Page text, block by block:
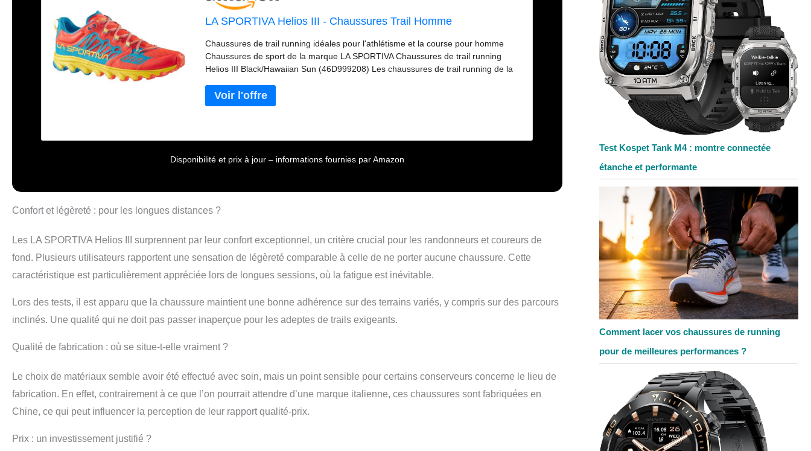
LA SPORTIVA Helios III - Chaussures Trail Homme
Chaussures de trail running idéales pour l'athlétisme et la course pour homme
Chaussures de sport de la marque LA SPORTIVA Chaussures de trail running
Helios III Black/Hawaiian Sun (46D999208) Les chaussures de trail running de la
qualité pour s'adapter parfaitement à votre pied sans renoncer au style Pratiquez
votre sport préféré avec les chaussures de trail running de LA SPORTIVA. Confort
Disponibilité et prix à jour – informations fournies par Amazon
Confort et légèreté : pour les longues distances ?
Les LA SPORTIVA Helios III surprennent par leur confort exceptionnel, un critère crucial pour les randonneurs et coureurs de
fond. Plusieurs utilisateurs rapportent une sensation de légèreté comparable à celle de ne porter aucune chaussure. Cette
caractéristique est particulièrement appréciée lors de longues sessions, où la fatigue est inévitable.
Lors des tests, il est apparu que la chaussure maintient une bonne adhérence sur des terrains variés, y compris sur des parcours
inclinés. Une qualité qui ne doit pas passer inaperçue pour les adeptes de trails exigeants.
Qualité de fabrication : où se situe-t-elle vraiment ?
Le choix de matériaux semble avoir été effectué avec soin, mais un point sensible pour certains conserveurs concerne le lieu de
fabrication. En effet, contrairement à ce que l’on pourrait attendre d’une marque italienne, ces chaussures sont fabriquées en
Chine, ce qui peut influencer la perception de leur rapport qualité-prix.
Prix : un investissement justifié ?
Test Kospet Tank M4 : montre connectée
étanche et performante
Comment lacer vos chaussures de running
pour de meilleures performances ?